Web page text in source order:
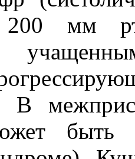
200 мм
В
быть